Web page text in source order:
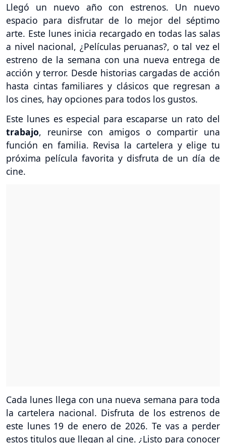
Llegó un nuevo año con estrenos. Un nuevo
espacio para disfrutar de lo mejor del séptimo
arte. Este lunes inicia recargado en todas las salas
a nivel nacional, ¿Películas peruanas?, o tal vez el
estreno de la semana con una nueva entrega de
acción y terror. Desde historias cargadas de acción
hasta cintas familiares y clásicos que regresan a
los cines, hay opciones para todos los gustos.
Este lunes es especial para escaparse un rato del
trabajo, reunirse con amigos o compartir una
función en familia. Revisa la cartelera y elige tu
próxima película favorita y disfruta de un día de
cine.
Cada lunes llega con una nueva semana para toda
la cartelera nacional. Disfruta de los estrenos de
este lunes 19 de enero de 2026. Te vas a perder
estos titulos que llegan al cine. ¿Listo para conocer